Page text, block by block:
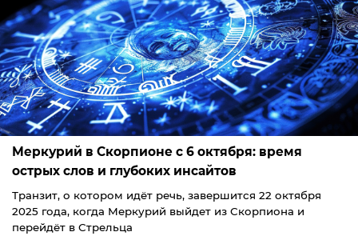
Меркурий в Скорпионе с 6 октября: время
острых слов и глубоких инсайтов
Транзит, о котором идёт речь, завершится 22 октября
2025 года, когда Меркурий выйдет из Скорпиона и
перейдёт в Стрельца